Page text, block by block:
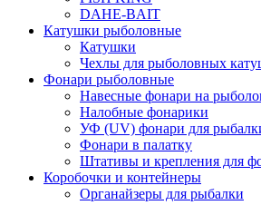
DAHE-BAIT
Катушки рыболовные
Катушки
Чехлы для рыболовных
Фонари рыболовные
Навесные фонари на
Налобные фонарики
УФ (UV) фонари для
Фонари в палатку
Штативы и крепления для
Коробочки и контейнеры
Органайзеры для рыбалки